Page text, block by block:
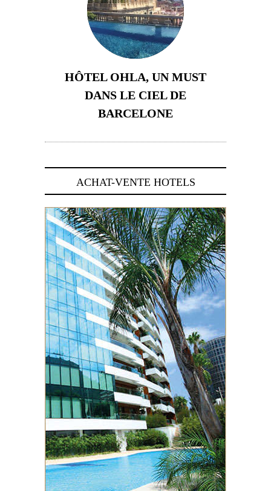
HÔTEL OHLA, UN MUST
DANS LE CIEL DE
BARCELONE
ACHAT-VENTE HOTELS